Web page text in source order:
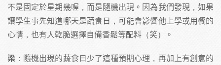
不是固定於星期幾喔，而是隨機出現。因為我們發現，如果
讓學生事先知道哪天是蔬食日，可能會影響他上學或用餐的
心情，也有人乾脆選擇自備香鬆等配料（笑）。
梁 ：隨機出現的蔬食日少了這種預期心理，再加上有創意的